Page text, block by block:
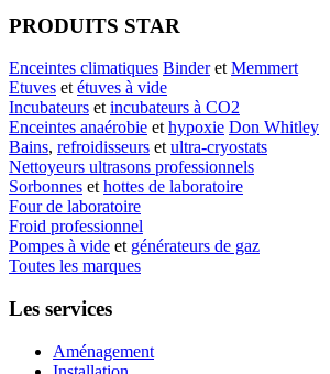
PRODUITS STAR
Enceintes climatiques Binderet Memmert
Etuves et étuves à vide
Incubateurs et incubateurs à CO2
Enceintes anaérobie et hypoxie Don Whitley
Bains, refroidisseurs et ultra-cryostats
Nettoyeurs ultrasons professionnels
Sorbonnes et hottes de laboratoire
Four de laboratoire
Froid professionnel
Pompes à vide et générateurs de gaz
Toutes les marques
Les services
Aménagement